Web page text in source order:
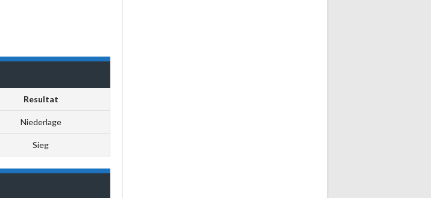
Resultat
Niederlage
Sieg